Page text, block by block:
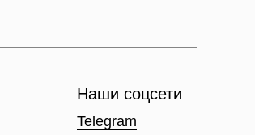
Наши соцсети
Telegram